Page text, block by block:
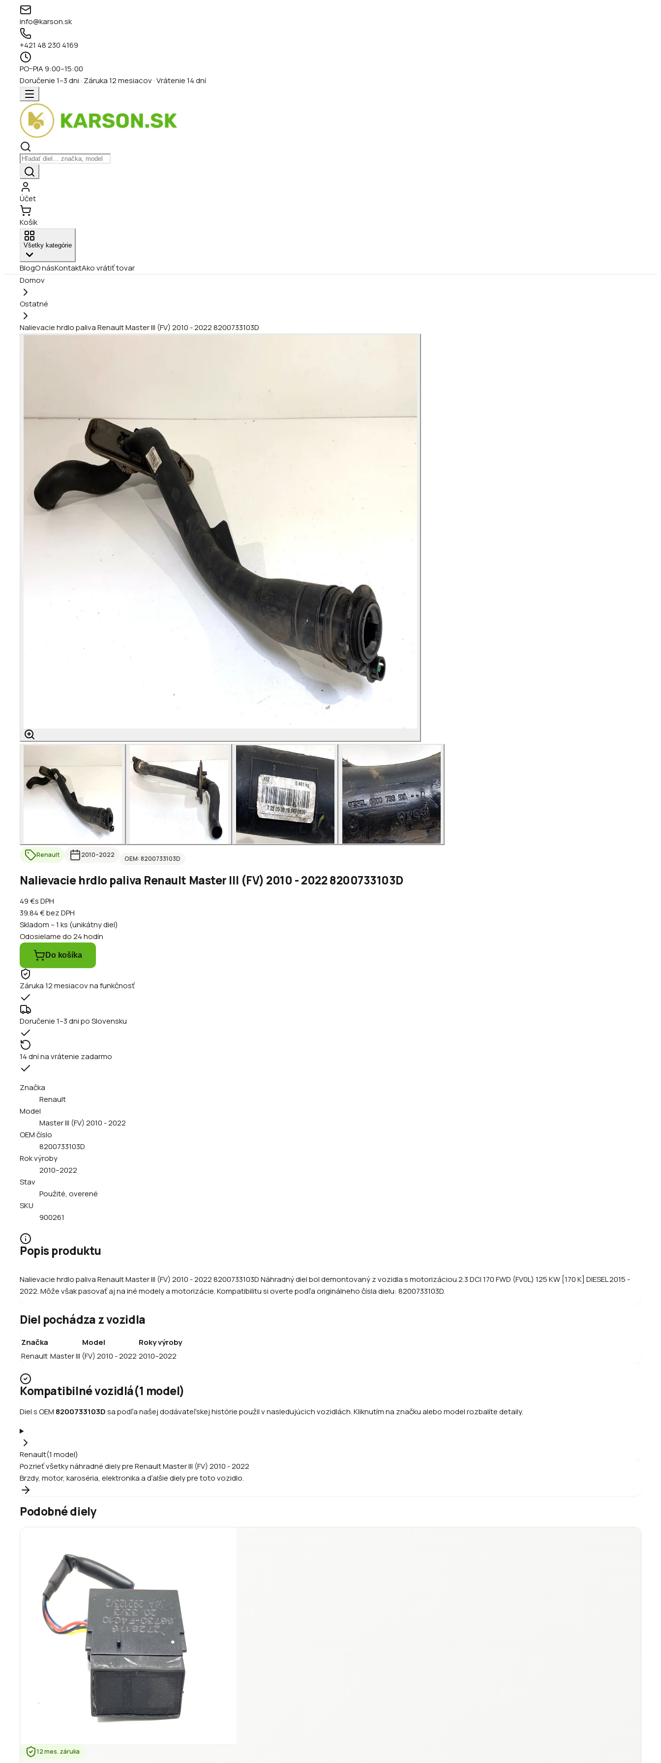
info@karson.sk
+421 48 230 4169
PO–PIA 9:00–15:00
Doručenie 1–3 dni · Záruka 12 mesiacov · Vrátenie 14 dní
Účet
Košík
Všetky kategórie
BlogO násKontaktAko vrátiť tovar
Domov
Ostatné
Nalievacie hrdlo paliva Renault Master III (FV) 2010 - 2022 8200733103D
Renault 2010–2022 OEM:8200733103D
Nalievacie hrdlo paliva Renault Master III (FV) 2010 - 2022 8200733103D
49 €s DPH
39.84 €bez DPH
Skladom – 1 ks (unikátny diel)
Odosielame do 24 hodín
Do košíka
Záruka 12 mesiacov na funkčnosť
Doručenie 1–3 dni po Slovensku
14 dní na vrátenie zadarmo
Značka
Renault
Model
Master III (FV) 2010 - 2022
OEM číslo
8200733103D
Rok výroby
2010–2022
Stav
Použité, overené
SKU
900261
Popis produktu
Nalievacie hrdlo paliva Renault Master III (FV) 2010 - 2022 8200733103D Náhradný diel bol demontovaný z vozidla s motorizáciou 2.3 DCI 170 FWD (FV0L) 125 KW [170 K] DIESEL 2015 -
2022. Môže však pasovať aj na iné modely a motorizácie. Kompatibilitu si overte podľa originálneho čísla dielu: 8200733103D.
Diel pochádza z vozidla
Značka Model
Roky výroby
Renault Master III (FV) 2010 - 2022 2010–2022
Kompatibilné vozidlá(1 model)
Diel s OEM 8200733103Dsa podľa našej dodávateľskej histórie použil v nasledujúcich vozidlách. Kliknutím na značku alebo model rozbalíte detaily.
Renault(1 model)
Pozrieť všetky náhradné diely preRenaultMaster III (FV) 2010 - 2022
Brzdy, motor, karoséria, elektronika a ďalšie diely pre toto vozidlo.
Podobné diely
12 mes. záruka